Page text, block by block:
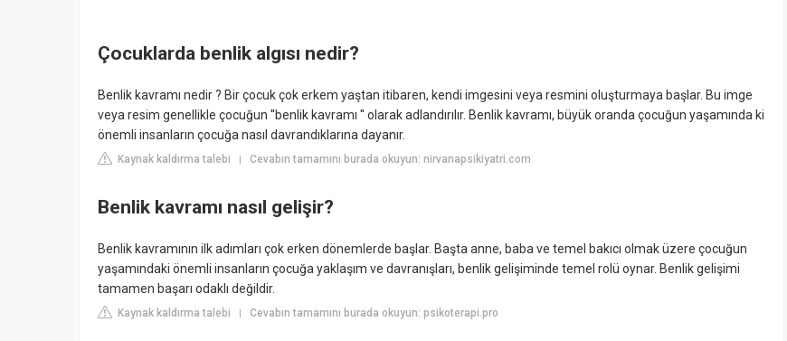
Çocuklarda benlik algısı nedir?
Benlik kavramı nedir ? Bir çocuk çok erkem yaştan itibaren, kendi imgesini veya resmini oluşturmaya başlar. Bu imge
veya resim genellikle çocuğun ''benlik kavramı '' olarak adlandırılır. Benlik kavramı, büyük oranda çocuğun yaşamında ki
önemli insanların çocuğa nasıl davrandıklarına dayanır.
Kaynak kaldırma talebi | Cevabın tamamını burada okuyun: nirvanapsikiyatri.com
Benlik kavramı nasıl gelişir?
Benlik kavramının ilk adımları çok erken dönemlerde başlar. Başta anne, baba ve temel bakıcı olmak üzere çocuğun
yaşamındaki önemli insanların çocuğa yaklaşım ve davranışları, benlik gelişiminde temel rolü oynar. Benlik gelişimi
tamamen başarı odaklı değildir.
Kaynak kaldırma talebi | Cevabın tamamını burada okuyun: psikoterapi.pro